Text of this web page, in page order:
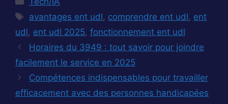
Étiquettes
avantages ent udl, comprendre ent udl, ent
udl, ent udl 2025, fonctionnement ent udl
Horaires du 3949 : tout savoir pour joindre
facilement le service en 2025
Compétences indispensables pour travailler
efficacement avec des personnes handicapées